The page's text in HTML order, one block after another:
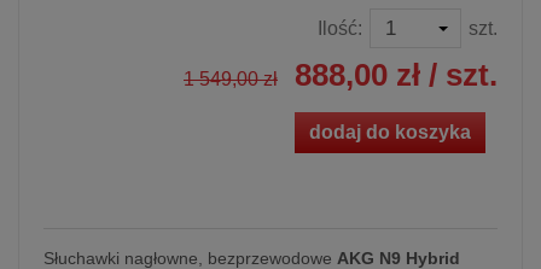
Ilość: szt.
1 549,00 zł 888,00 zł / szt.
dodaj do koszyka
Słuchawki nagłowne, bezprzewodowe AKG N9 Hybrid